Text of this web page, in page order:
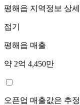
평해읍 지역정보 상세
접기
평해읍 매출
약 2억 4,450만
오픈업 매출값은 추